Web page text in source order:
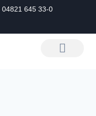
04821 645 33-0